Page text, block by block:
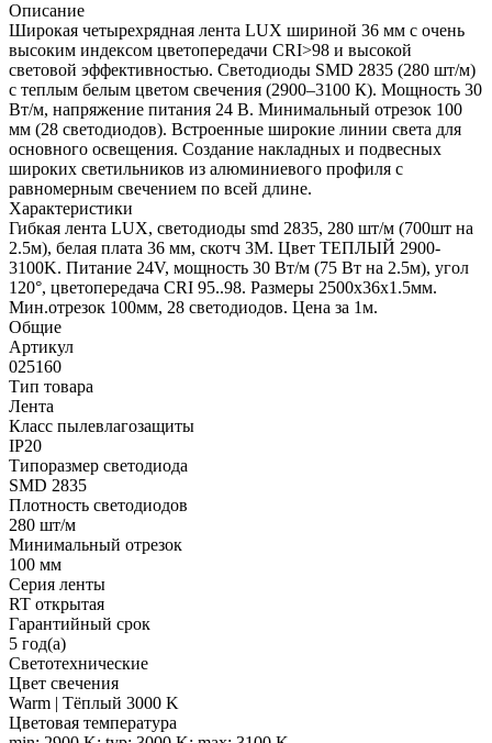
Описание
Широкая четырехрядная лента LUX шириной 36 мм с очень
высоким индексом цветопередачи CRI>98 и высокой
световой эффективностью. Светодиоды SMD 2835 (280 шт/м)
с теплым белым цветом свечения (2900–3100 К). Мощность 30
Вт/м, напряжение питания 24 В. Минимальный отрезок 100
мм (28 светодиодов). Встроенные широкие линии света для
основного освещения. Создание накладных и подвесных
широких светильников из алюминиевого профиля с
равномерным свечением по всей длине.
Характеристики
Гибкая лента LUX, светодиоды smd 2835, 280 шт/м (700шт на
2.5м), белая плата 36 мм, скотч 3М. Цвет ТЕПЛЫЙ 2900-
3100K. Питание 24V, мощность 30 Вт/м (75 Вт на 2.5м), угол
120°, цветопередача CRI 95..98. Размеры 2500х36x1.5мм.
Мин.отрезок 100мм, 28 светодиодов. Цена за 1м.
Общие
Артикул
025160
Тип товара
Лента
Класс пылевлагозащиты
IP20
Типоразмер светодиода
SMD 2835
Плотность светодиодов
280 шт/м
Минимальный отрезок
100 мм
Серия ленты
RT открытая
Гарантийный срок
5 год(а)
Светотехнические
Цвет свечения
Warm | Тёплый 3000 K
Цветовая температура